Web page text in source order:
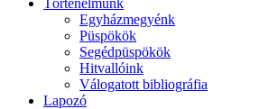
Történelmünk
Egyházmegyénk
Püspökök
Segédpüspökök
Hitvallóink
Válogatott bibliográfia
Lapozó